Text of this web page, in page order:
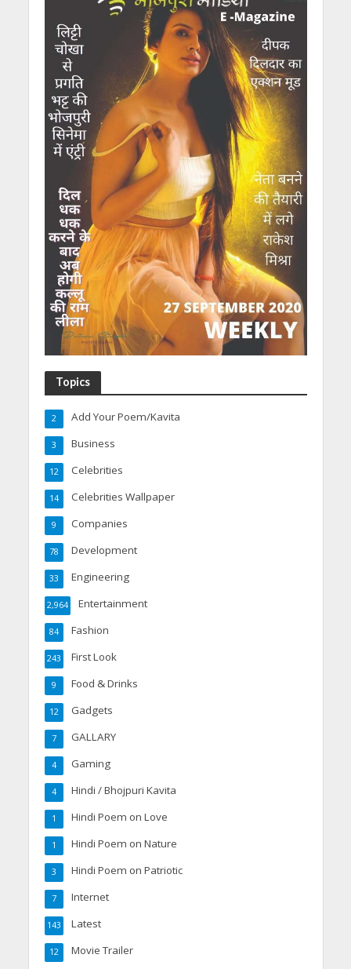
Topics
Add Your Poem/Kavita
2
Business
3
Celebrities
12
Celebrities Wallpaper
14
Companies
9
Development
78
Engineering
33
Entertainment
2,964
Fashion
84
First Look
243
Food & Drinks
9
Gadgets
12
GALLARY
7
Gaming
4
Hindi / Bhojpuri Kavita
4
Hindi Poem on Love
1
Hindi Poem on Nature
1
Hindi Poem on Patriotic
3
Internet
7
Latest
143
Movie Trailer
12